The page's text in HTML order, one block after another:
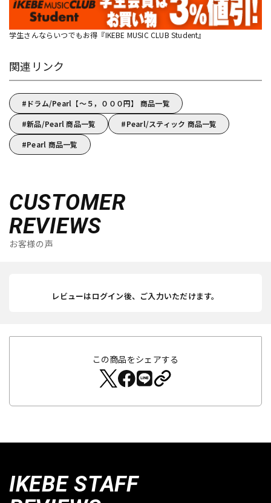
学生さんならいつでもお得『IKEBE MUSIC CLUB Student』
関連リンク
ドラム/Pearl【～５，０００円】 商品一覧
新品/Pearl 商品一覧
Pearl/スティック 商品一覧
Pearl 商品一覧
CUSTOMER
REVIEWS
お客様の声
レビューはログイン後、ご入力いただけます。
この商品をシェアする
IKEBE STAFF